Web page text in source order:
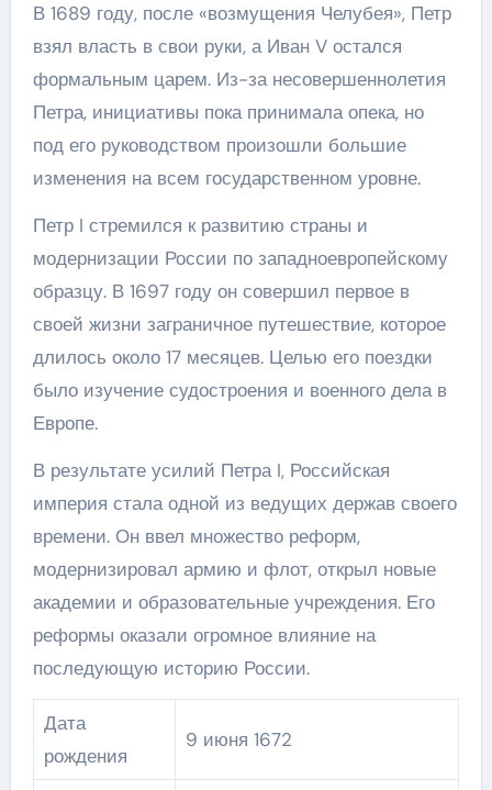
В 1689 году, после «возмущения Челубея», Петр
взял власть в свои руки, а Иван V остался
формальным царем. Из-за несовершеннолетия
Петра, инициативы пока принимала опека, но
под его руководством произошли большие
изменения на всем государственном уровне.
Петр I стремился к развитию страны и
модернизации России по западноевропейскому
образцу. В 1697 году он совершил первое в
своей жизни заграничное путешествие, которое
длилось около 17 месяцев. Целью его поездки
было изучение судостроения и военного дела в
Европе.
В результате усилий Петра I, Российская
империя стала одной из ведущих держав своего
времени. Он ввел множество реформ,
модернизировал армию и флот, открыл новые
академии и образовательные учреждения. Его
реформы оказали огромное влияние на
последующую историю России.
Дата
рождения
9 июня 1672